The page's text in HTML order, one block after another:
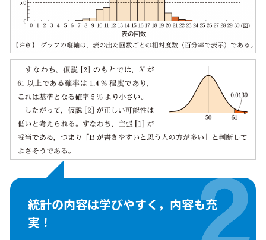
統計の内容は学びやすく，内容も充
実！